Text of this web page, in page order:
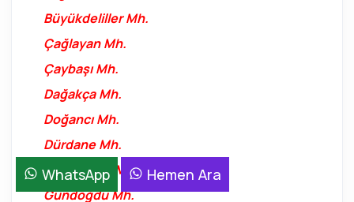
Büyükdeliller Mh.
Çağlayan Mh.
Çaybaşı Mh.
Dağakça Mh.
Doğancı Mh.
Dürdane Mh.
Gökçeören Mh.
Gündoğdu Mh.
WhatsApp Hemen Ara